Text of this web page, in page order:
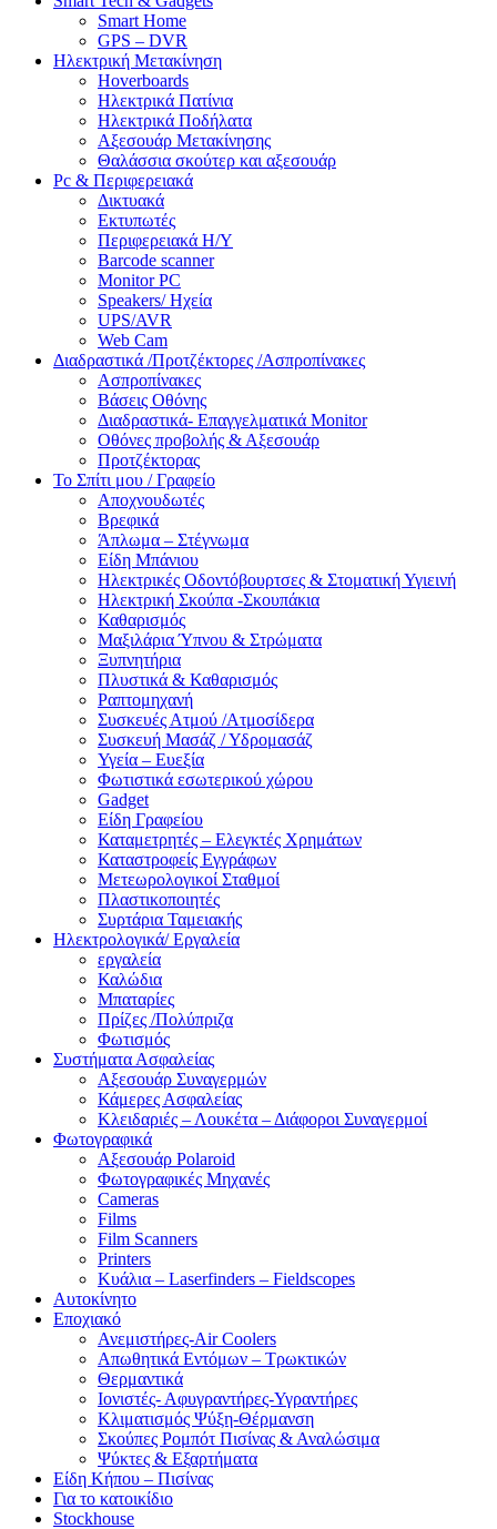
Smart Home
GPS – DVR
Ηλεκτρική Μετακίνηση
Hoverboards
Ηλεκτρικά Πατίνια
Ηλεκτρικά Ποδήλατα
Αξεσουάρ Μετακίνησης
Θαλάσσια σκούτερ και αξεσουάρ
Pc & Περιφερειακά
Δικτυακά
Εκτυπωτές
Περιφερειακά Η/Υ
Barcode scanner
Monitor PC
Speakers/ Ηχεία
UPS/AVR
Web Cam
Διαδραστικά /Προτζέκτορες /Ασπροπίνακες
Ασπροπίνακες
Βάσεις Οθόνης
Διαδραστικά- Επαγγελματικά Monitor
Οθόνες προβολής & Αξεσουάρ
Προτζέκτορας
Το Σπίτι μου / Γραφείο
Αποχνουδωτές
Βρεφικά
Άπλωμα – Στέγνωμα
Είδη Μπάνιου
Ηλεκτρικές Οδοντόβουρτσες & Στοματική Υγιεινή
Ηλεκτρική Σκούπα -Σκουπάκια
Καθαρισμός
Μαξιλάρια Ύπνου & Στρώματα
Ξυπνητήρια
Πλυστικά & Καθαρισμός
Ραπτομηχανή
Συσκευές Ατμού /Ατμοσίδερα
Συσκευή Μασάζ / Υδρομασάζ
Υγεία – Ευεξία
Φωτιστικά εσωτερικού χώρου
Gadget
Είδη Γραφείου
Καταμετρητές – Ελεγκτές Χρημάτων
Καταστροφείς Εγγράφων
Μετεωρολογικοί Σταθμοί
Πλαστικοποιητές
Συρτάρια Ταμειακής
Ηλεκτρολογικά/ Εργαλεία
εργαλεία
Καλώδια
Μπαταρίες
Πρίζες /Πολύπριζα
Φωτισμός
Συστήματα Ασφαλείας
Αξεσουάρ Συναγερμών
Κάμερες Ασφαλείας
Κλειδαριές – Λουκέτα – Διάφοροι Συναγερμοί
Φωτογραφικά
Αξεσουάρ Polaroid
Φωτογραφικές Μηχανές
Cameras
Films
Film Scanners
Printers
Κυάλια – Laserfinders – Fieldscopes
Αυτοκίνητο
Εποχιακό
Ανεμιστήρες-Air Coolers
Απωθητικά Εντόμων – Τρωκτικών
Θερμαντικά
Ιονιστές- Αφυγραντήρες-Υγραντήρες
Κλιματισμός Ψύξη-Θέρμανση
Σκούπες Ρομπότ Πισίνας & Αναλώσιμα
Ψύκτες & Εξαρτήματα
Είδη Κήπου – Πισίνας
Για το κατοικίδιο
Stockhouse